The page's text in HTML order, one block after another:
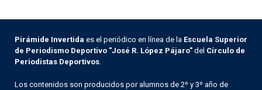
Pirámide Invertida es el periódico en línea de la Escuela Superior
de Periodismo Deportivo "José R. López Pájaro" del Círculo de
Periodistas Deportivos
Los contenidos son producidos por alumnos de 2º y 3º año de